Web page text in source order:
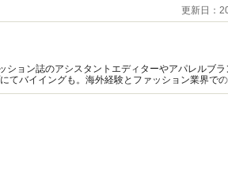
更新日：
ョン誌のアシスタントエディターやアパレルブ
てバイイングも。海外経験とファッション業界で
供します。